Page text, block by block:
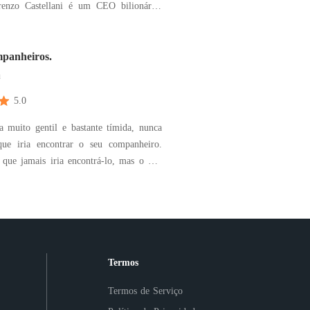
Zara Nox, uma mulher que fugiu do
5.0
muito gentil e bastante tímida, nunca
iria encontrar o seu companheiro.
jamais iria encontrá-lo, mas o que
Termos
Termos de Serviço